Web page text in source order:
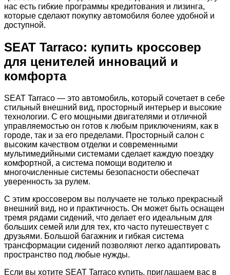
нас есть гибкие программы кредитования и лизинга,
которые сделают покупку автомобиля более удобной и
доступной.
SEAT Tarraco: купить кроссовер
для ценителей инноваций и
комфорта
SEAT Tarraco — это автомобиль, который сочетает в себе
стильный внешний вид, просторный интерьер и высокие
технологии. С его мощными двигателями и отличной
управляемостью он готов к любым приключениям, как в
городе, так и за его пределами. Просторный салон с
высоким качеством отделки и современными
мультимедийными системами сделает каждую поездку
комфортной, а система помощи водителю и
многочисленные системы безопасности обеспечат
уверенность за рулем.
С этим кроссовером вы получаете не только прекрасный
внешний вид, но и практичность. Он может быть оснащен
тремя рядами сидений, что делает его идеальным для
больших семей или для тех, кто часто путешествует с
друзьями. Большой багажник и гибкая система
трансформации сидений позволяют легко адаптировать
пространство под любые нужды.
Если вы хотите SEAT Tarraco купить, приглашаем вас в